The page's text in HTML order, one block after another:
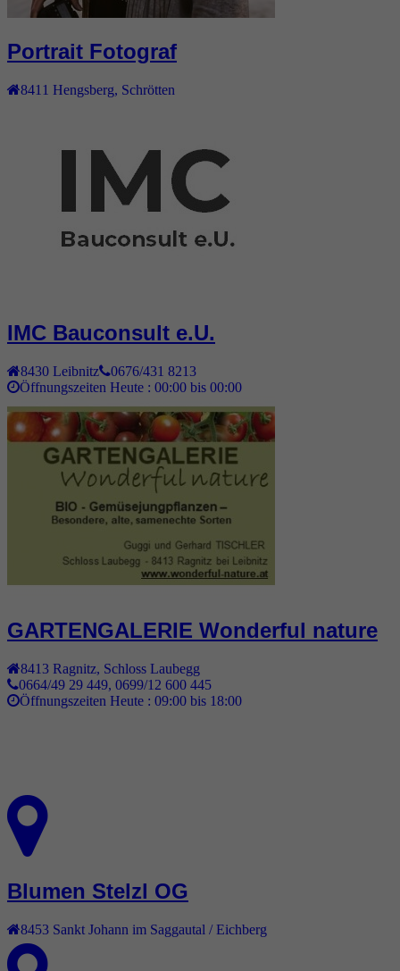
Portrait Fotograf
8411 Hengsberg Schrötten
IMC Bauconsult e.U.
8430 Leibnitz
0676/431 8213
Öffnungszeiten Heute : 00:00 bis 00:00
GARTENGALERIE Wonderful nature
8413 Ragnitz
Schloss Laubegg
0664/49 29 449, 0699/12 600 445
Öffnungszeiten Heute : 09:00 bis 18:00
Blumen Stelzl OG
8453 Sankt Johann im Saggautal / Eichberg